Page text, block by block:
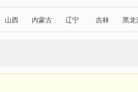
山西 内蒙古 辽宁 吉林 黑龙
广东 广西 海南 重庆 四